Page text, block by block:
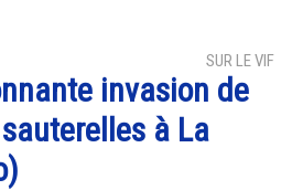
SUR LE VIF
invasion de
à La